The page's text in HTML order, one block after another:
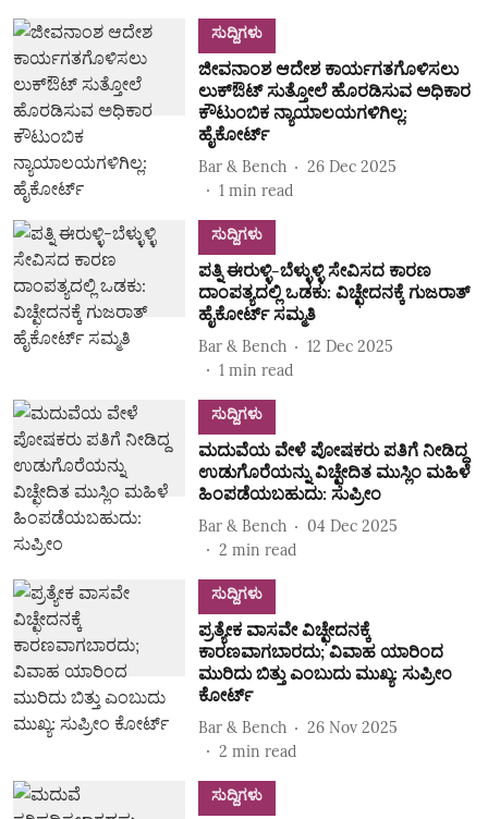
ಸುದ್ದಿಗಳು
ಜೀವನಾಂಶ ಆದೇಶ ಕಾರ್ಯಗತಗೊಳಿಸಲು
ಲುಕ್‌ಔಟ್‌ ಸುತ್ತೋಲೆ ಹೊರಡಿಸುವ ಅಧಿಕಾರ
ಕೌಟುಂಬಿಕ ನ್ಯಾಯಾಲಯಗಳಿಗಿಲ್ಲ:
ಹೈಕೋರ್ಟ್‌
Bar & Bench
26 Dec 2025
1 min read
ಸುದ್ದಿಗಳು
ಪತ್ನಿ ಈರುಳ್ಳಿ-ಬೆಳ್ಳುಳ್ಳಿ ಸೇವಿಸದ ಕಾರಣ
ದಾಂಪತ್ಯದಲ್ಲಿ ಒಡಕು: ವಿಚ್ಛೇದನಕ್ಕೆ ಗುಜರಾತ್
ಹೈಕೋರ್ಟ್ ಸಮ್ಮತಿ
Bar & Bench
12 Dec 2025
1 min read
ಸುದ್ದಿಗಳು
ಮದುವೆಯ ವೇಳೆ ಪೋಷಕರು ಪತಿಗೆ ನೀಡಿದ್ದ
ಉಡುಗೊರೆಯನ್ನು ವಿಚ್ಛೇದಿತ ಮುಸ್ಲಿಂ ಮಹಿಳೆ
ಹಿಂಪಡೆಯಬಹುದು: ಸುಪ್ರೀಂ
Bar & Bench
04 Dec 2025
2 min read
ಸುದ್ದಿಗಳು
ಪ್ರತ್ಯೇಕ ವಾಸವೇ ವಿಚ್ಛೇದನಕ್ಕೆ
ಕಾರಣವಾಗಬಾರದು; ವಿವಾಹ ಯಾರಿಂದ
ಮುರಿದು ಬಿತ್ತು ಎಂಬುದು ಮುಖ್ಯ: ಸುಪ್ರೀಂ
ಕೋರ್ಟ್‌
Bar & Bench
26 Nov 2025
2 min read
ಸುದ್ದಿಗಳು